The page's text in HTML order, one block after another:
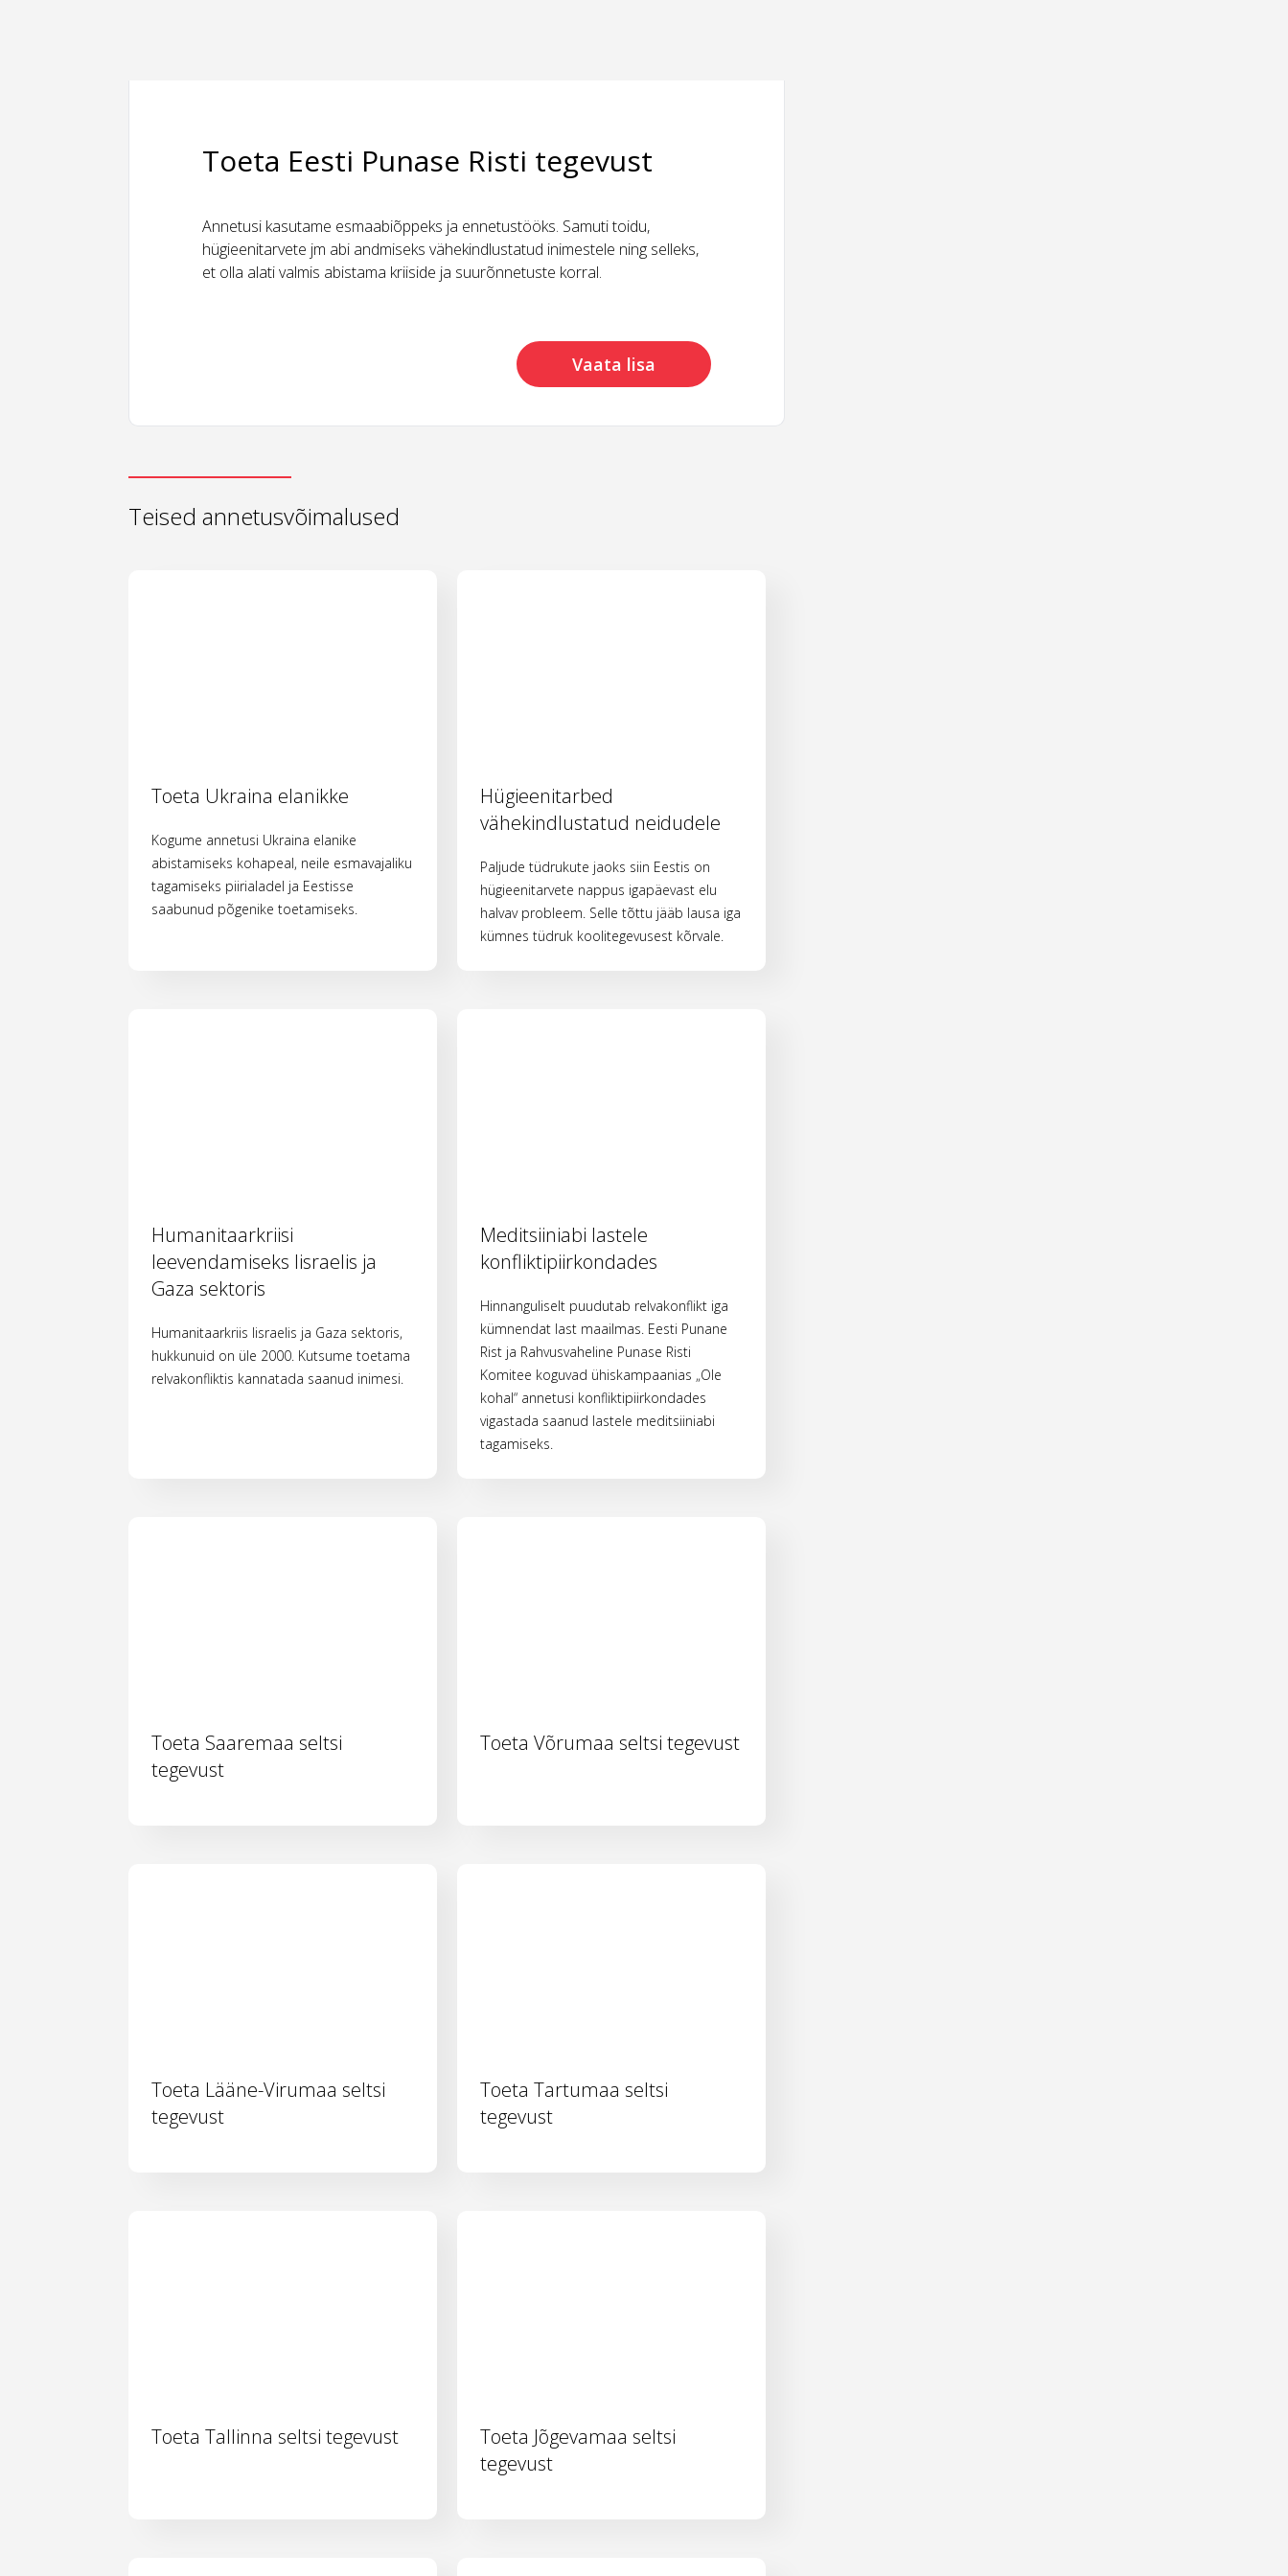
Toeta Eesti Punase Risti tegevust
Annetusi kasutame esmaabiõppeks ja ennetustööks. Samuti toidu,
hügieenitarvete jm abi andmiseks vähekindlustatud inimestele ning selleks,
et olla alati valmis abistama kriiside ja suurõnnetuste korral.
Vaata lisa
Teised annetusvõimalused
Toeta Ukraina elanikke
Kogume annetusi Ukraina elanike
abistamiseks kohapeal, neile esmavajaliku
tagamiseks piirialadel ja Eestisse
saabunud põgenike toetamiseks.
Hügieenitarbed
vähekindlustatud neidudele
Paljude tüdrukute jaoks siin Eestis on
hügieenitarvete nappus igapäevast elu
halvav probleem. Selle tõttu jääb lausa iga
kümnes tüdruk koolitegevusest kõrvale.
Humanitaarkriisi
leevendamiseks Iisraelis ja
Gaza sektoris
Humanitaarkriis Iisraelis ja Gaza sektoris,
hukkunuid on üle 2000. Kutsume toetama
relvakonfliktis kannatada saanud inimesi.
Meditsiiniabi lastele
konfliktipiirkondades
Hinnanguliselt puudutab relvakonflikt iga
kümnendat last maailmas. Eesti Punane
Rist ja Rahvusvaheline Punase Risti
Komitee koguvad ühiskampaanias „Ole
kohal“ annetusi konfliktipiirkondades
vigastada saanud lastele meditsiiniabi
tagamiseks.
Toeta Saaremaa seltsi
tegevust
Toeta Võrumaa seltsi tegevust
Toeta Lääne-Virumaa seltsi
tegevust
Toeta Tartumaa seltsi
tegevust
Toeta Tallinna seltsi tegevust
Toeta Jõgevamaa seltsi
tegevust